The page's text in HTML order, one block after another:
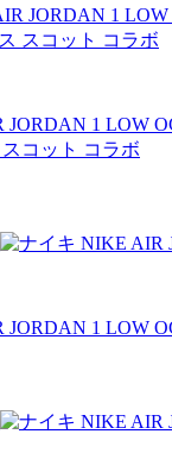
1 LOW
コット コラボ
1 LOW